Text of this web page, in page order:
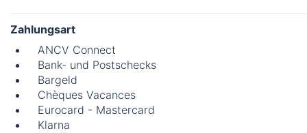
Zahlungsart
ANCV Connect
Bank- und Postschecks
Bargeld
Chèques Vacances
Eurocard - Mastercard
Klarna